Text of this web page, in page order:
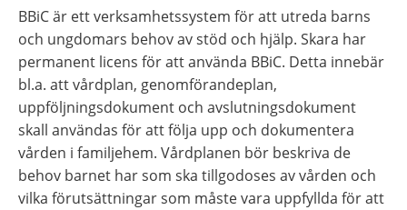
BBiC är ett verksamhetssystem för att utreda barns
och ungdomars behov av stöd och hjälp. Skara har
permanent licens för att använda BBiC. Detta innebär
bl.a. att vårdplan, genomförandeplan,
uppföljningsdokument och avslutningsdokument
skall användas för att följa upp och dokumentera
vården i familjehem. Vårdplanen bör beskriva de
behov barnet har som ska tillgodoses av vården och
vilka förutsättningar som måste vara uppfyllda för att